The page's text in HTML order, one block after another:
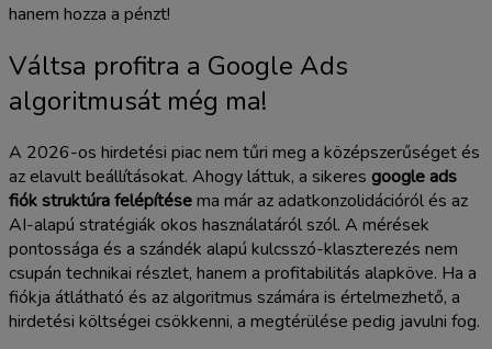
hanem hozza a pénzt!
Váltsa profitra a Google Ads
algoritmusát még ma!
A 2026-os hirdetési piac nem tűri meg a középszerűséget és
az elavult beállításokat. Ahogy láttuk, a sikeres google ads
fiók struktúra felépítésema már az adatkonzolidációról és az
AI-alapú stratégiák okos használatáról szól. A mérések
pontossága és a szándék alapú kulcsszó-klaszterezés nem
csupán technikai részlet, hanem a profitabilitás alapköve. Ha a
fiókja átlátható és az algoritmus számára is értelmezhető, a
hirdetési költségei csökkenni, a megtérülése pedig javulni fog.